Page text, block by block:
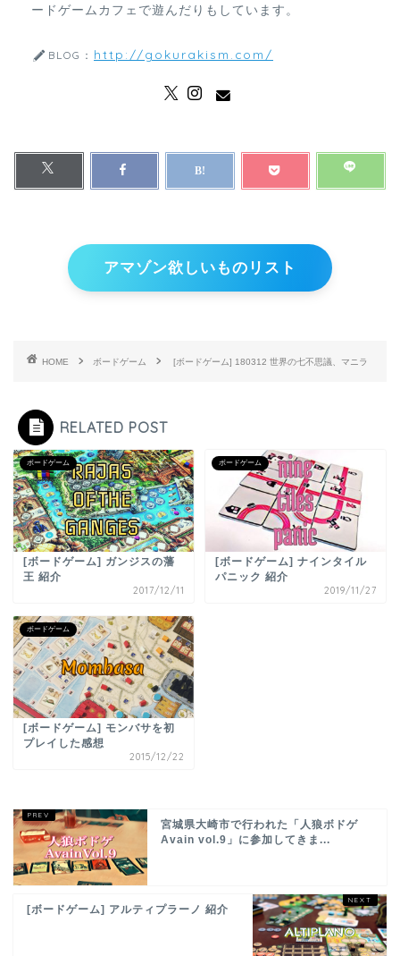
ードゲームカフェで遊んだりもしています。
BLOG： http://gokurakism.com/
アマゾン欲しいものリスト
HOME ボードゲーム [ボードゲーム] 180312 世界の七不思議、マニラ
RELATED POST
ボードゲーム
[ボードゲーム] ガンジスの藩
王 紹介
2017/12/11
ボードゲーム
[ボードゲーム] ナインタイル
パニック 紹介
2019/11/27
ボードゲーム
[ボードゲーム] モンバサを初
プレイした感想
2015/12/22
宮城県大崎市で行われた「人狼ボドゲ
Avain vol.9」に参加してきま...
[ボードゲーム] アルティプラーノ 紹介